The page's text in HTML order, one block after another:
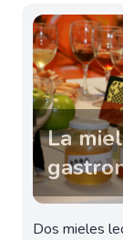
La
Dos mieles